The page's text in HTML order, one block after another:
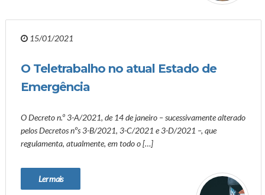
15/01/2021
O Teletrabalho no atual Estado de
Emergência
O Decreto n.º 3-A/2021, de 14 de janeiro – sucessivamente alterado
pelos Decretos nºs 3-B/2021, 3-C/2021 e 3-D/2021 –, que
regulamenta, atualmente, em todo o […]
Ler mais